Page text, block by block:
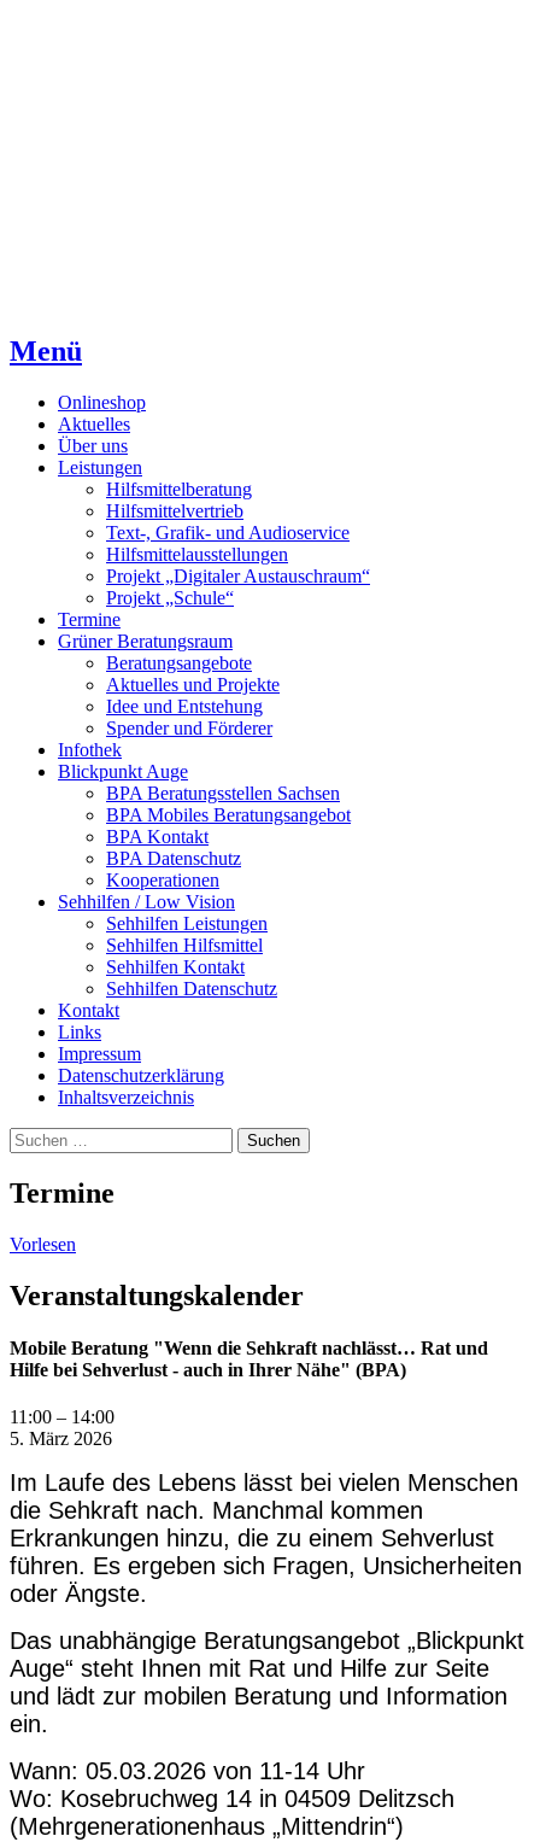
Menü
Onlineshop
Aktuelles
Über uns
Leistungen
Hilfsmittelberatung
Hilfsmittelvertrieb
Text-, Grafik- und Audioservice
Hilfsmittelausstellungen
Projekt „Digitaler Austauschraum“
Projekt „Schule“
Termine
Grüner Beratungsraum
Beratungsangebote
Aktuelles und Projekte
Idee und Entstehung
Spender und Förderer
Infothek
Blickpunkt Auge
BPA Beratungsstellen Sachsen
BPA Mobiles Beratungsangebot
BPA Kontakt
BPA Datenschutz
Kooperationen
Sehhilfen / Low Vision
Sehhilfen Leistungen
Sehhilfen Hilfsmittel
Sehhilfen Kontakt
Sehhilfen Datenschutz
Kontakt
Links
Impressum
Datenschutzerklärung
Inhaltsverzeichnis
Suche
Suchen
nach:
Termine
Vorlesen
Veranstaltungskalender
Mobile Beratung "Wenn die Sehkraft nachlässt… Rat und
Hilfe bei Sehverlust - auch in Ihrer Nähe" (BPA)
11:00 – 14:00
5. März 2026
Im Laufe des Lebens lässt bei vielen Menschen
die Sehkraft nach. Manchmal kommen
Erkrankungen hinzu, die zu einem Sehverlust
führen. Es ergeben sich Fragen, Unsicherheiten
oder Ängste.
Das unabhängige Beratungsangebot „Blickpunkt
Auge“ steht Ihnen mit Rat und Hilfe zur Seite
und lädt zur mobilen Beratung und Information
ein.
Wann: 05.03.2026 von 11-14 Uhr
Wo: Kosebruchweg 14 in 04509 Delitzsch
(Mehrgenerationenhaus „Mittendrin“)